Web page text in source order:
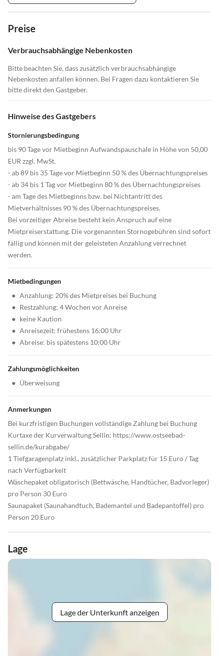
Preise
Verbrauchsabhängige Nebenkosten
Bitte beachten Sie, dass zusätzlich verbrauchsabhängige
Nebenkosten anfallen können. Bei Fragen dazu kontaktieren Sie
bitte direkt den Gastgeber.
Hinweise des Gastgebers
Stornierungsbedingung
bis 90 Tage vor Mietbeginn Aufwandspauschale in Höhe von 50,00
EUR zzgl. MwSt.
- ab 89 bis 35 Tage vor Mietbeginn 50 % des Übernachtungspreises
- ab 34 bis 1 Tag vor Mietbeginn 80 % des Übernachtungspreises
- am Tage des Mietbeginns bzw. bei Nichtantritt des
Mietverhältnisses 90 % des Übernachtungspreises.
Bei vorzeitiger Abreise besteht kein Anspruch auf eine
Mietpreiserstattung. Die vorgenannten Stornogebühren sind sofort
fällig und können mit der geleisteten Anzahlung verrechnet
werden.
Mietbedingungen
• Anzahlung: 20% des Mietpreises bei Buchung
• Restzahlung: 4 Wochen vor Anreise
• keine Kaution
• Anreisezeit: frühestens 16:00 Uhr
• Abreise: bis spätestens 10:00 Uhr
Zahlungsmöglichkeiten
• Überweisung
Anmerkungen
Bei kurzfristigen Buchungen vollständige Zahlung bei Buchung
Kurtaxe der Kurverwaltung Sellin: https://www.ostseebad-
sellin.de/kurabgabe/
1 Tiefgaragenplatz inkl., zusätzlicher Parkplatz für 15 Euro / Tag
nach Verfügbarkeit
Wäschepaket obligatorisch (Bettwäsche, Handtücher, Badvorleger)
pro Person 30 Euro
Saunapaket (Saunahandtuch, Bademantel und Badepantoffel) pro
Person 20 Euro
Lage
Lage der Unterkunft anzeigen